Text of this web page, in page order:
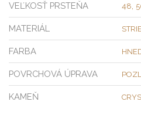
VEĽKOSŤ PRSTEŇA 48,
MATERIÁL
FARBA
POVRCHOVÁ ÚPRAVA
KAMEŇ